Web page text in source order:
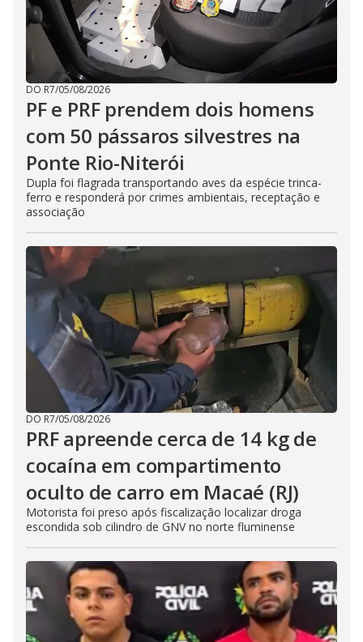
DO R7/05/08/2026
PF e PRF prendem dois homens
com 50 pássaros silvestres na
Ponte Rio-Niterói
Dupla foi flagrada transportando aves da espécie trinca-
ferro e responderá por crimes ambientais, receptação e
associação
DO R7/05/08/2026
PRF apreende cerca de 14 kg de
cocaína em compartimento
oculto de carro em Macaé (RJ)
Motorista foi preso após fiscalização localizar droga
escondida sob cilindro de GNV no norte fluminense